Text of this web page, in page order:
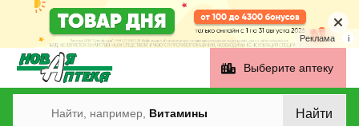
Реклама i
Выберите аптеку
Найти, например, Витамины Найти